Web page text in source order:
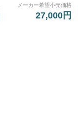
メーカー希望小売価格
27,000円